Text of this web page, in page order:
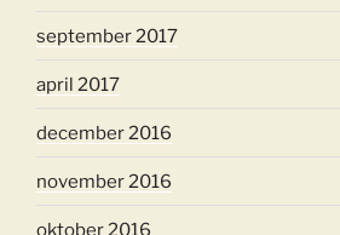
september 2017
april 2017
december 2016
november 2016
oktober 2016